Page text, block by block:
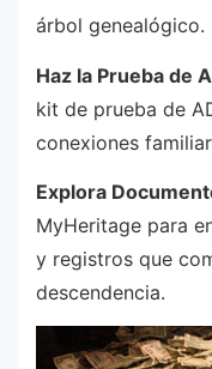
árbol genealógico.
Haz la Prueba de
kit de prueba de
conexiones
Explora
MyHeritage para
y registros que
descendencia.